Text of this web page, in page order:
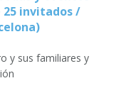
invitados /
y sus familiares y